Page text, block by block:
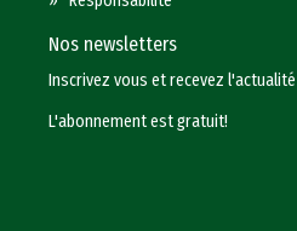
Nos newsletters
Inscrivez vous et recevez
L'abonnement est gratuit!